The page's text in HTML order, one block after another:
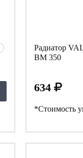
Радиатор
BM 350
634
*Стоимость